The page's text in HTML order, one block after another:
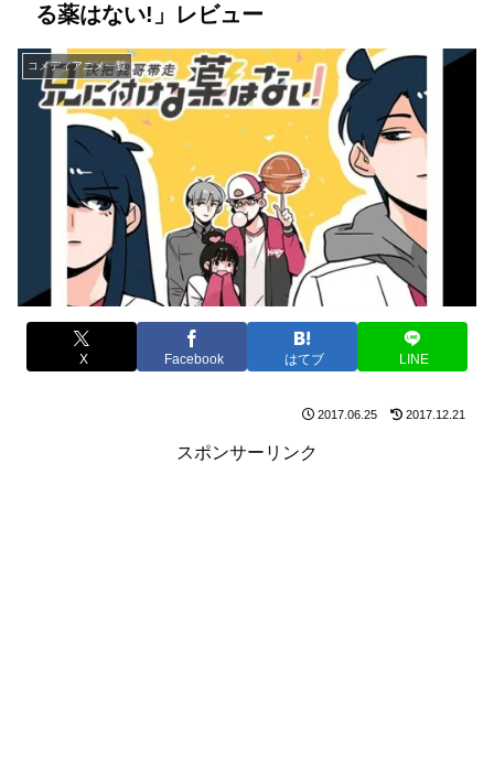
る薬はない!」レビュー
コメディアニメ一覧
X Facebook はてブ LINE
2017.06.25 2017.12.21
スポンサーリンク